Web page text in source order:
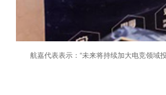
航嘉代表表示：“未来将持续加大电竞领域